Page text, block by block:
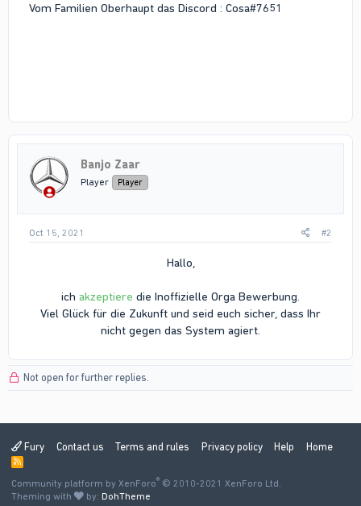
Vom Familien Oberhaupt das Discord : Cosa#7651
Banjo Zaar
Player Player
Oct 15, 2021 #2
Hallo,
ich akzeptiere die Inoffizielle Orga Bewerbung.
Viel Glück für die Zukunft und seid euch sicher, dass Ihr
nicht gegen das System agiert.​
Not open for further replies.
Fury Contact us Terms and rules Privacy policy Help Home
R
S
S
Community platform by XenForo® © 2010-2021 XenForo Ltd.
Theming with
by: DohTheme